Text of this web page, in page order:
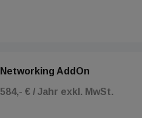
Networking AddOn
584,- € / Jahr exkl. MwSt.